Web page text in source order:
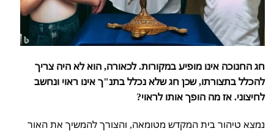
חג החנוכה אינו מופיע במקורות. לכאורה, הוא לא היה צריך
להכלל בתצורתו, שכן חג שלא נכלל בתנ"ך אינו ראוי ונחשב
לחיצוני. אז מה הופך אותו לראוי?
נמצא טיהור בית המקדש מטומאה, והצורך להמשיך את האור